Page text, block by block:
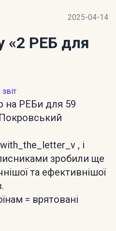
2025-04-14
«2 РЕБ для
на РЕБи для 59
, і
зробили ще
та ефективнішої
= врятовані